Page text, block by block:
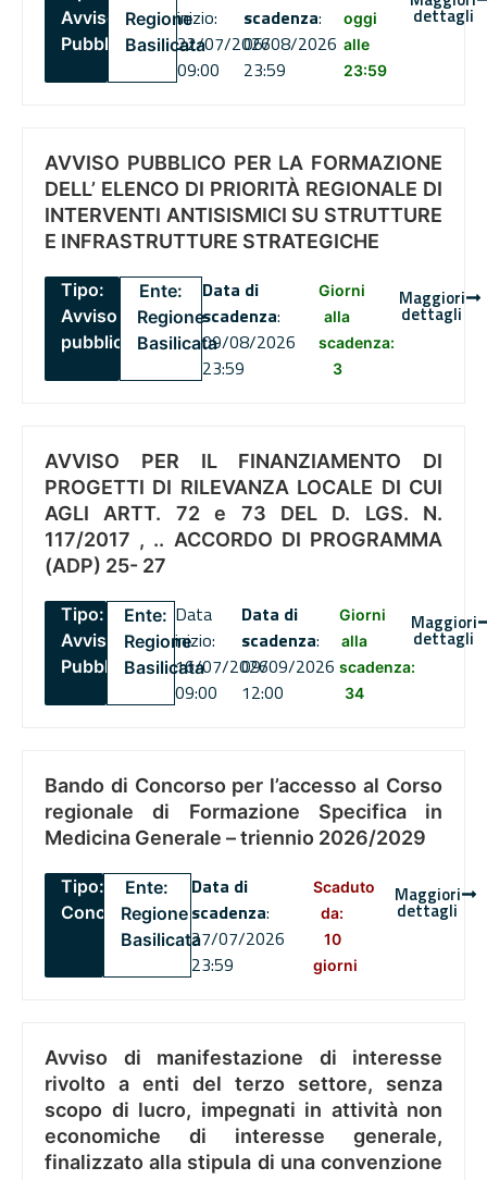
Avviso
Pubblico
Regione
Basilicata
inizio:
22/07/2026
09:00
scadenza:
06/08/2026
23:59
oggi
alle
23:59
dettagli
AVVISO PUBBLICO PER LA FORMAZIONE
DELL’ ELENCO DI PRIORITÀ REGIONALE DI
INTERVENTI ANTISISMICI SU STRUTTURE
E INFRASTRUTTURE STRATEGICHE
Tipo:
Avviso
pubblico
Ente:
Regione
Basilicata
Data di
scadenza:
09/08/2026
23:59
Giorni
alla
scadenza:
3
Maggiori
dettagli
AVVISO PER IL FINANZIAMENTO DI
PROGETTI DI RILEVANZA LOCALE DI CUI
AGLI ARTT. 72 e 73 DEL D. LGS. N.
117/2017 , .. ACCORDO DI PROGRAMMA
(ADP) 25- 27
Tipo:
Avviso
Pubblico
Ente:
Regione
Basilicata
Data
inizio:
16/07/2026
09:00
Data di
scadenza:
09/09/2026
12:00
Giorni
alla
scadenza:
34
Maggiori
dettagli
Bando di Concorso per l’accesso al Corso
regionale di Formazione Specifica in
Medicina Generale – triennio 2026/2029
Tipo:
Concorsi
Ente:
Regione
Basilicata
Data di
scadenza:
27/07/2026
23:59
Scaduto
da:
10
giorni
Maggiori
dettagli
Avviso di manifestazione di interesse
rivolto a enti del terzo settore, senza
scopo di lucro, impegnati in attività non
economiche di interesse generale,
finalizzato alla stipula di una convenzione